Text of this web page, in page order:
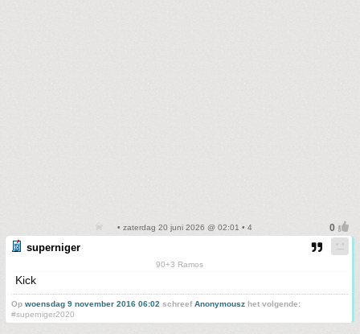
• zaterdag 20 juni 2026 @ 02:01 • 4
superniger
90+3 Ramos
Kick
Op woensdag 9 november 2016 06:02 schreefAnonymousz het volgende:
#superniger2020